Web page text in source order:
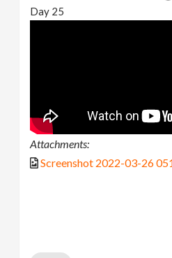
Day 25
Attachments:
Screenshot 2022-03-26